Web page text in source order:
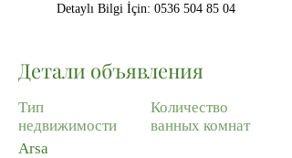
Detaylı Bilgi İçin: 0536 504 85 04
Детали объявления
Тип
недвижимости
Arsa
Количество
ванных комнат